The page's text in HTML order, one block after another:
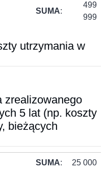
SUMA:
499
999
utrzymania w
zrealizowanego
5 lat (np. koszty
bieżących
SUMA: 25 000